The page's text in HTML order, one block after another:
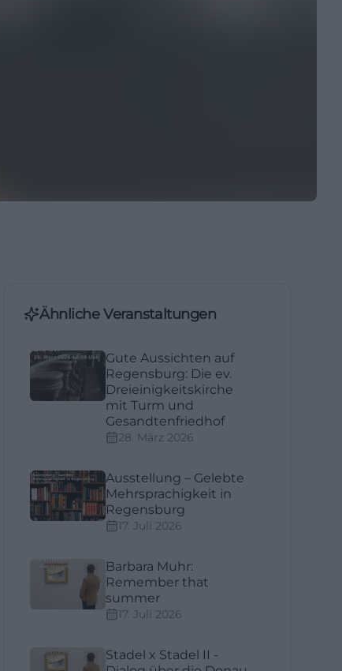
Ähnliche Veranstaltungen
Gute Aussichten auf
Regensburg: Die ev.
Dreieinigkeitskirche
mit Turm und
Gesandtenfriedhof
28. März 2026
Ausstellung – Gelebte
Mehrsprachigkeit in
Regensburg
17. Juli 2026
Barbara Muhr:
Remember that
summer
17. Juli 2026
Stadel x Stadel II -